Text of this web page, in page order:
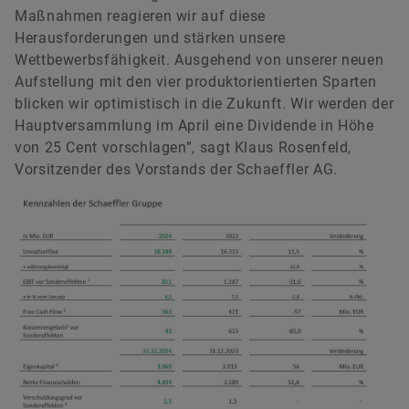
Maßnahmen reagieren wir auf diese
Herausforderungen und stärken unsere
Wettbewerbsfähigkeit. Ausgehend von unserer neuen
Aufstellung mit den vier produktorientierten Sparten
blicken wir optimistisch in die Zukunft. Wir werden der
Hauptversammlung im April eine Dividende in Höhe
von 25 Cent vorschlagen”, sagt Klaus Rosenfeld,
Vorsitzender des Vorstands der Schaeffler AG.